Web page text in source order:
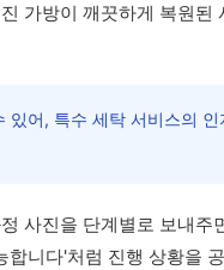
가방이 깨끗하게 복원된
어, 특수 세탁 서비스의
사진을 단계별로 보내주
니다'처럼 진행 상황을